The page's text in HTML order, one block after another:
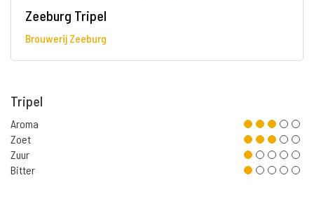
Zeeburg Tripel
Brouwerij Zeeburg
Tripel
Aroma
Zoet
Zuur
Bitter